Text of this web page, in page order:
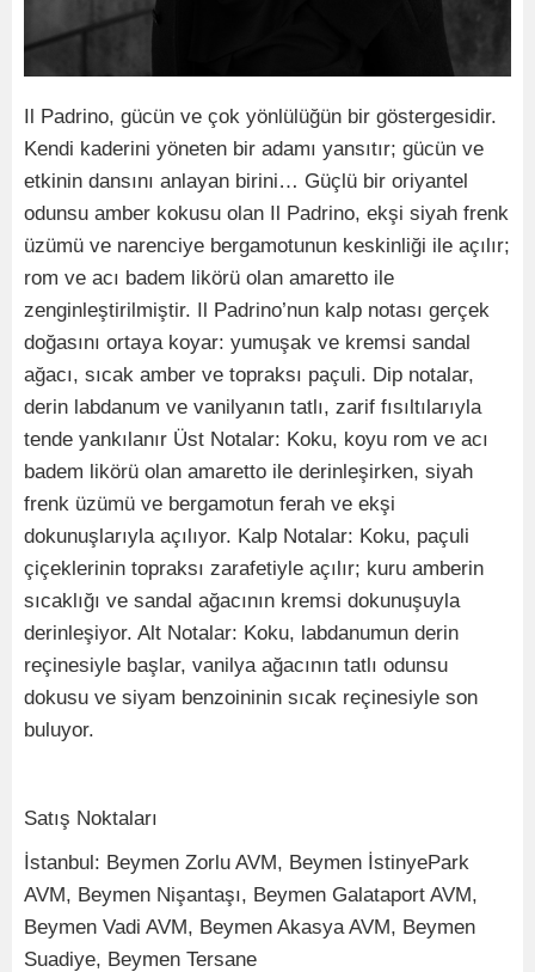
Il Padrino, gücün ve çok yönlülüğün bir göstergesidir.
Kendi kaderini yöneten bir adamı yansıtır; gücün ve
etkinin dansını anlayan birini… Güçlü bir oriyantel
odunsu amber kokusu olan Il Padrino, ekşi siyah frenk
üzümü ve narenciye bergamotunun keskinliği ile açılır;
rom ve acı badem likörü olan amaretto ile
zenginleştirilmiştir. Il Padrino’nun kalp notası gerçek
doğasını ortaya koyar: yumuşak ve kremsi sandal
ağacı, sıcak amber ve topraksı paçuli. Dip notalar,
derin labdanum ve vanilyanın tatlı, zarif fısıltılarıyla
tende yankılanır Üst Notalar: Koku, koyu rom ve acı
badem likörü olan amaretto ile derinleşirken, siyah
frenk üzümü ve bergamotun ferah ve ekşi
dokunuşlarıyla açılıyor. Kalp Notalar: Koku, paçuli
çiçeklerinin topraksı zarafetiyle açılır; kuru amberin
sıcaklığı ve sandal ağacının kremsi dokunuşuyla
derinleşiyor. Alt Notalar: Koku, labdanumun derin
reçinesiyle başlar, vanilya ağacının tatlı odunsu
dokusu ve siyam benzoininin sıcak reçinesiyle son
buluyor.
Satış Noktaları
İstanbul: Beymen Zorlu AVM, Beymen İstinyePark
AVM, Beymen Nişantaşı, Beymen Galataport AVM,
Beymen Vadi AVM, Beymen Akasya AVM, Beymen
Suadiye, Beymen Tersane